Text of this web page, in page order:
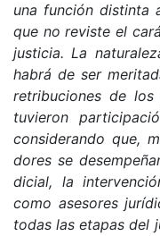
una fun­ción dis­tin­ta
que no re­vis­te el
jus­ti­cia. La
ha­brá de ser
re­tri­bu­cio­nes de los
tu­vie­ron
con­si­de­ran­do que,
do­res se
di­cia­l, la
co­mo ase­so­res
to­das las eta­pas del